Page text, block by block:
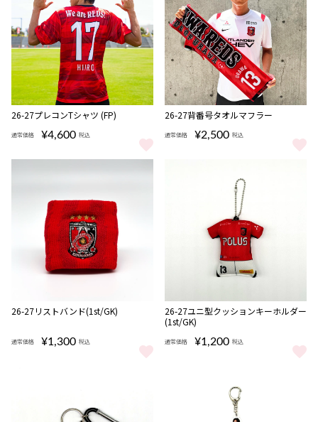
26-27プレコンTシャツ (FP)
通常価格 ¥4,600 税込
26-27プレコンTシャツ (FP) をもっと見る
26-27背番号タオルマフラー
通常価格 ¥2,500 税込
26-27背番号タオルマフラー をも
26-27リストバンド(1st/GK)
通常価格 ¥1,300 税込
26-27リストバンド(1st/GK) をもっと見る
26-27ユニ型クッションキーホルダー
(1st/GK)
通常価格 ¥1,200 税込
26-27ユニ型クッションキーホ